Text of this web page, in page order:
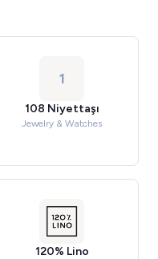
1
108 Niyettaşı
Jewelry & Watches
120% Lino